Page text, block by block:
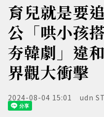
育兒就是要
公「哄小孩
夯韓劇」違
界觀大衝擊
2024-08-04 15:01 udn